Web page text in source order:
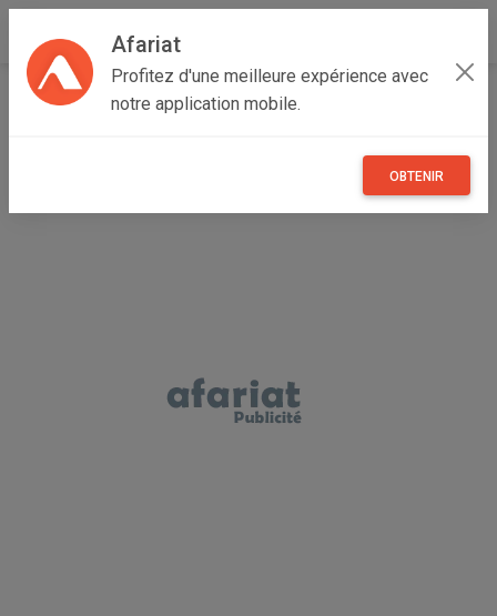
Afariat
Profitez d'une meilleure expérience avec
notre application mobile.
OBTENIR
Accueil Maisons et enfants Grand Tunis